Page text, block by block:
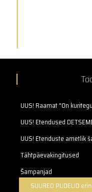
UUS! Raamat "On
UUS! Etendused
UUS! Etenduste ametlik
Tähtpäevakingitused
Šampanjad
SUURED PUDELID